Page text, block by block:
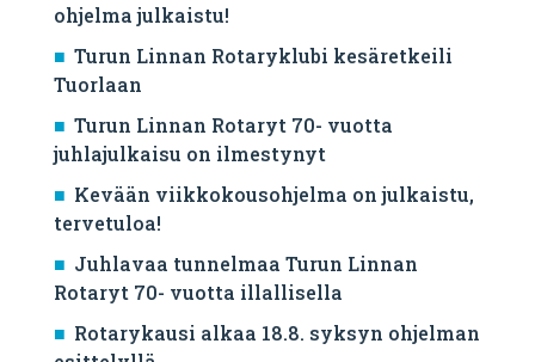
ohjelma julkaistu!
Turun Linnan Rotaryklubi kesäretkeili
Tuorlaan
Turun Linnan Rotaryt 70- vuotta
juhlajulkaisu on ilmestynyt
Kevään viikkokousohjelma on julkaistu,
tervetuloa!
Juhlavaa tunnelmaa Turun Linnan
Rotaryt 70- vuotta illallisella
Rotarykausi alkaa 18.8. syksyn ohjelman